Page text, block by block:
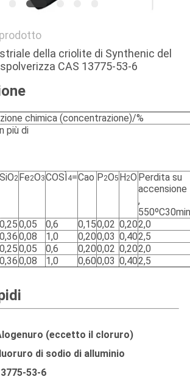
della criolite di Synthenic del
CAS 13775-53-6
chimica (concentrazione)/%
più di
SiO2 Fe2O3COSÌ 4=Cao P2O5 H 2O Perdita su
accensione
,
550ºC30min
0,250,05 0,6 0,150,02 0,202,0
0,360,08 1,0 0,200,03 0,402,5
0,250,05 0,6 0,200,02 0,202,0
0,360,08 1,0 0,600,03 0,402,5
(eccetto il cloruro)
di sodio di alluminio
53-6